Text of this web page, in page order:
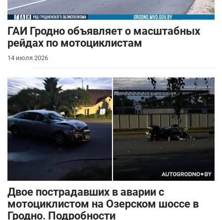
ГАИ Гродно объявляет о масштабных
рейдах по мотоциклистам
14 июля 2026
Двое пострадавших в аварии с
мотоциклистом на Озерском шоссе в
Гродно. Подробности